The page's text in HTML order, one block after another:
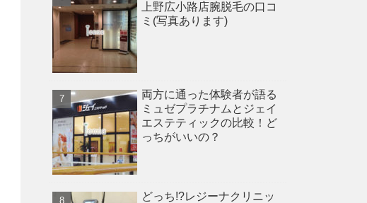
上野広小路店腕脱毛の口コ
ミ(写真あります)
両方に通った体験者が語る
ミュゼプラチナムとジェイ
エステティックの比較！ど
っちがいいの？
どっち!?レジーナクリニッ